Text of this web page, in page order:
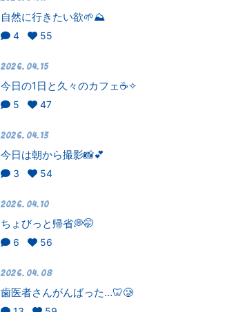
自然に行きたい欲🌱⛰️
4 55
2026.04.15
今日の1日と久々のカフェ☕✧
5 47
2026.04.13
今日は朝から撮影📸💕
3 54
2026.04.10
ちょびっと帰省💭🤭
6 56
2026.04.08
歯医者さんがんばった…🦷🥲